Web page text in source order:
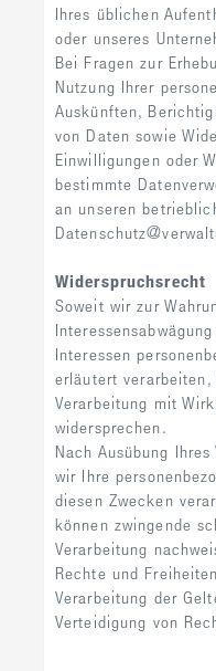
Ihres üblichen
oder unseres
Bei Fragen zur
Nutzung Ihrer
Auskünften,
von Daten sowie
Einwilligungen oder
bestimmte
an unseren
Widerspruchsrecht
Soweit wir zur
Interessen
erläutert
Verarbeitung mit
widersprechen.
Nach Ausübung
wir Ihre
diesen Zwecken
können zwingende
Verarbeitung
Rechte und
Verarbeitung der
Verteidigung von